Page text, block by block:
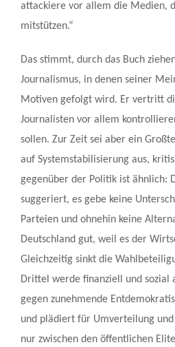
attackiere vor allem die Medien,
mitstützen.“
Das stimmt, durch das Buch
Journalismus, in denen seiner
Motiven gefolgt wird. Er vertritt
Journalisten vor allem
sollen. Zur Zeit sei aber ein
auf Systemstabilisierung aus,
gegenüber der Politik ist ähnlich:
suggeriert, es gebe keine
Parteien und ohnehin keine
Deutschland gut, weil es der
Gleichzeitig sinkt die
Drittel werde finanziell und sozial
gegen zunehmende
und plädiert für Umverteilung
nur zwischen den öffentlichen